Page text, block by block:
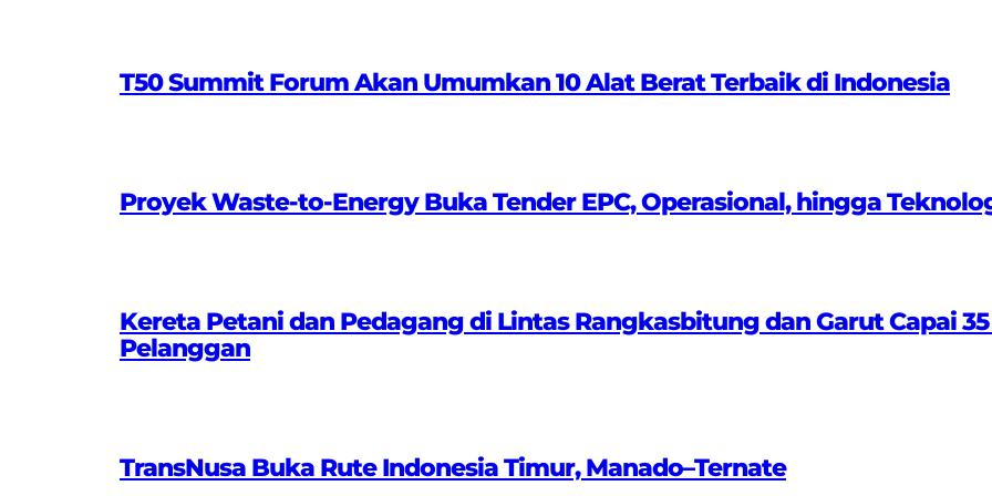
T50 Summit Forum Akan Umumkan 10 Alat Berat Terbaik di Indonesia
Proyek Waste-to-Energy Buka Tender EPC, Operasional, hingga
Kereta Petani dan Pedagang di Lintas Rangkasbitung dan Garut Capai
Pelanggan
TransNusa Buka Rute Indonesia Timur, Manado–Ternate